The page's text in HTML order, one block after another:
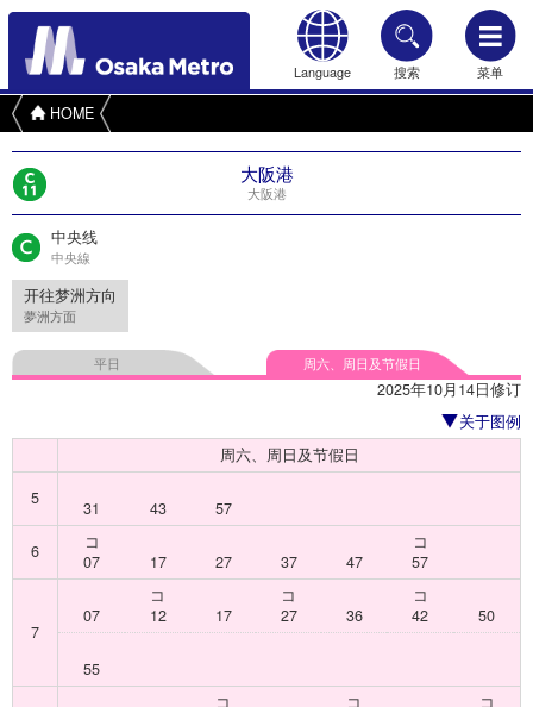
Language 搜索 菜单
HOME
大阪港
大阪港
中央线
中央線
开往梦洲方向
夢洲方面
平日 周六、周日及节假日
2025年10月14日修订
关于图例
周六、周日及节假日
5
31 43
57
6
コ
07
17 27 37 47
コ
57
7
07
コ
12
17
コ
27
36
コ
42
50
55
コ
コ
コ